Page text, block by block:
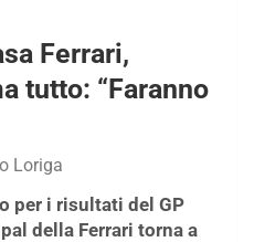
Ferrari,
tutto: “Faranno
Loriga
per i risultati del GP
della Ferrari torna a